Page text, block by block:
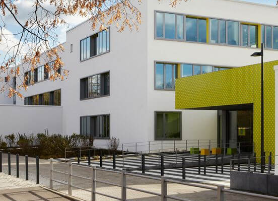
IM SCHULJAHR
SCHULLEITUNG
SEKRETARIAT
KOLLEGIUM
SCHULGARTEN
WEITERE
ARBEITSGEMEINSCHAFTEN
UNTERSTÜTZTE KOMMUNIKATION